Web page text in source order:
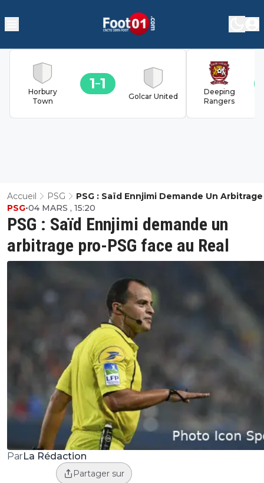
Horbury
Town
1 1
Golcar United
Deeping
Rangers
Accueil PSG
PSG : Saïd Ennjimi Demande Un
PSG Face Au Real
PSG : Saïd Ennjimi demande un
arbitrage pro-PSG face au Real
PSG•04 MARS , 15:20
ParLa Rédaction
Partager sur